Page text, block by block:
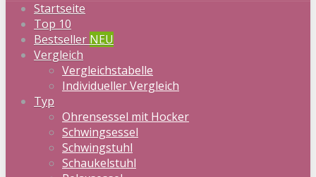
Startseite
Top 10
Bestseller NEU
Vergleich
Vergleichstabelle
Individueller Vergleich
Typ
Ohrensessel mit Hocker
Schwingsessel
Schwingstuhl
Schaukelstuhl